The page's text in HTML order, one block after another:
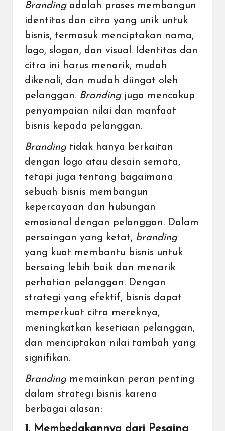
Brandingadalah proses membangun
identitas dan citra yang unik untuk
bisnis, termasuk menciptakan nama,
logo, slogan, dan visual. Identitas dan
citra ini harus menarik, mudah
dikenali, dan mudah diingat oleh
pelanggan. Brandingjuga mencakup
penyampaian nilai dan manfaat
bisnis kepada pelanggan.
Branding tidak hanya berkaitan
dengan logo atau desain semata,
tetapi juga tentang bagaimana
sebuah bisnis membangun
kepercayaan dan hubungan
emosional dengan pelanggan. Dalam
persaingan yang ketat, branding
yang kuat membantu bisnis untuk
bersaing lebih baik dan menarik
perhatian pelanggan. Dengan
strategi yang efektif, bisnis dapat
memperkuat citra mereknya,
meningkatkan kesetiaan pelanggan,
dan menciptakan nilai tambah yang
signifikan.
Brandingmemainkan peran penting
dalam strategi bisnis karena
berbagai alasan: